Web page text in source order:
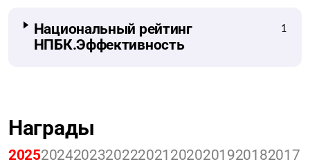
Национальный рейтинг
НПБК.Эффективность
1
Награды
20252024202320222021 2020201920182017